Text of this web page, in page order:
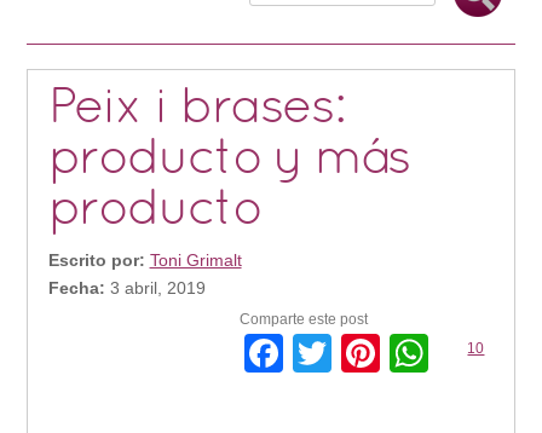
Peix i brases:
producto y más
producto
Escrito por: Toni Grimalt
Fecha: 3 abril, 2019
Comparte este post
Facebook
TwitterPinterest
10